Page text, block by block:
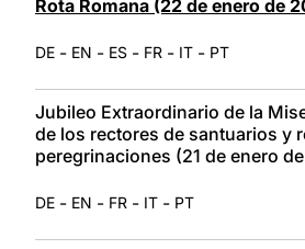
Rota Romana (22 de enero de
DE - EN - ES - FR - IT - PT
Jubileo Extraordinario de la
de los rectores de santuarios y
peregrinaciones (21 de enero
DE - EN - FR - IT - PT